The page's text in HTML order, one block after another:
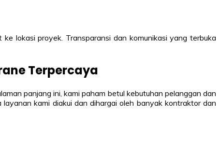
lokasi proyek. Transparansi dan komunikasi yang terbuka
Terpercaya
panjang ini, kami paham betul kebutuhan pelanggan dan
kami diakui dan dihargai oleh banyak kontraktor dan